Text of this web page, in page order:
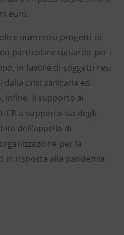
euro.
numerosi progetti di
particolare riguardo per i
in favore di soggetti resi
crisi sanitaria ed
infine, il supporto ai
a supporto sia degli
dell’appello di
per la
in risposta alla pandemia